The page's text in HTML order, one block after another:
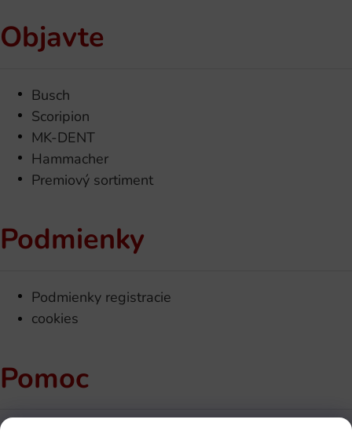
Objavte
Busch
Scoripion
MK-DENT
Hammacher
Premiový sortiment
Podmienky
Podmienky registracie
cookies
Pomoc